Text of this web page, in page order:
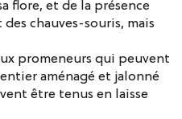
flore, et de la présence
chauves-souris, mais
promeneurs qui peuvent
aménagé et jalonné
être tenus en laisse